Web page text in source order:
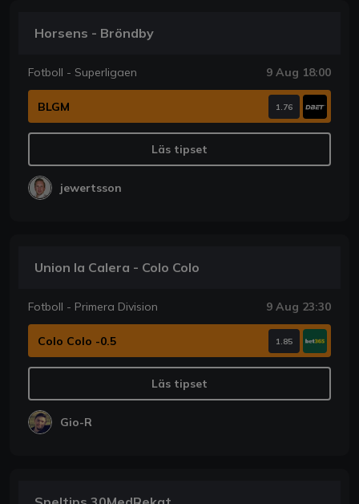
Horsens - Bröndby
Fotboll - Superligaen 9 Aug 18:00
BLGM 1.76
Läs tipset
jewertsson
Union la Calera - Colo Colo
Fotboll - Primera Division 9 Aug 23:30
Colo Colo -0.5 1.85
Läs tipset
Gio-R